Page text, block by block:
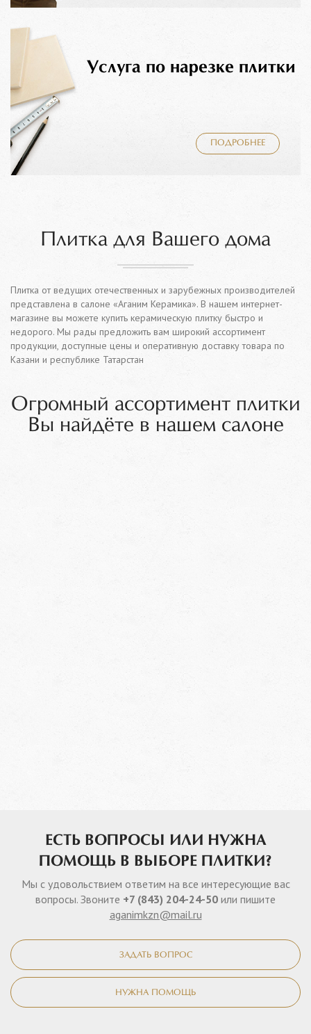
Услуга по нарезке плитки
ПОДРОБНЕЕ
Плитка для Вашего дома
Плитка от ведущих отечественных и зарубежных производителей
представлена в салоне «Аганим Керамика». В нашем интернет-
магазине вы можете купить керамическую плитку быстро и
недорого. Мы рады предложить вам широкий ассортимент
продукции, доступные цены и оперативную доставку товара по
Казани и республике Татарстан
Огромный ассортимент плитки
Вы найдёте в нашем салоне
ЕСТЬ ВОПРОСЫ ИЛИ НУЖНА
ПОМОЩЬ В ВЫБОРЕ ПЛИТКИ?
Мы с удовольствием ответим на все интересующие вас
вопросы. Звоните +7 (843) 204-24-50 или пишите
aganimkzn@mail.ru
ЗАДАТЬ ВОПРОС
НУЖНА ПОМОЩЬ